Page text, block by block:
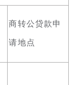
商转公贷款申
请地点